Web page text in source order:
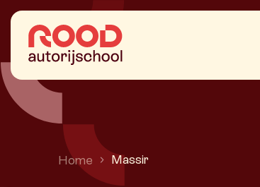
Ga naar de inhoud
Home Massir